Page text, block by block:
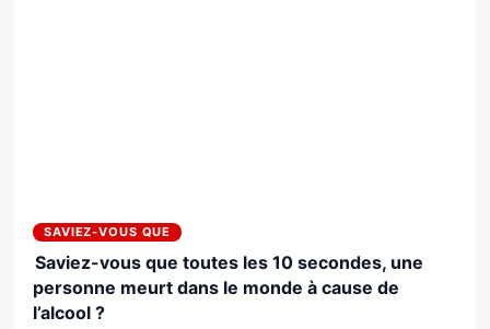
SAVIEZ-VOUS QUE
Saviez-vous que toutes les 10 secondes, une
personne meurt dans le monde à cause de
l’alcool ?